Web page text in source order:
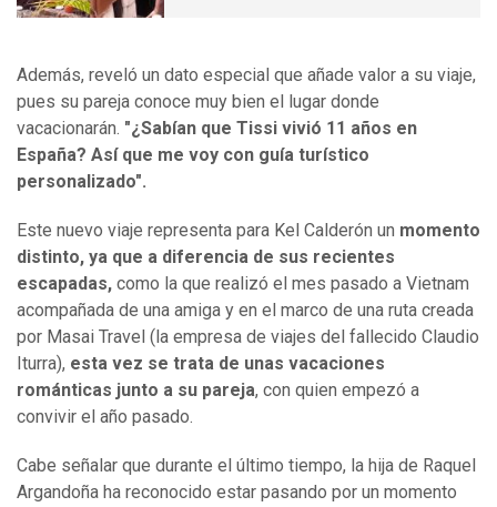
Además, reveló un dato especial que añade valor a su viaje,
pues su pareja conoce muy bien el lugar donde
vacacionarán. "¿Sabían que Tissi vivió 11 años en
España? Así que me voy con guía turístico
personalizado".
Este nuevo viaje representa para Kel Calderón un momento
distinto, ya que a diferencia de sus recientes
escapadas, como la que realizó el mes pasado a Vietnam
acompañada de una amiga y en el marco de una ruta creada
por Masai Travel (la empresa de viajes del fallecido Claudio
Iturra), esta vez se trata de unas vacaciones
románticas junto a su pareja, con quien empezó a
convivir el año pasado.
Cabe señalar que durante el último tiempo, la hija de Raquel
Argandoña ha reconocido estar pasando por un momento